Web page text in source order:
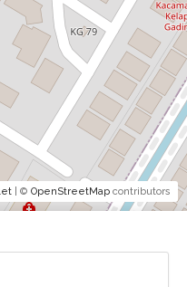
| © OpenStreetMap contributors